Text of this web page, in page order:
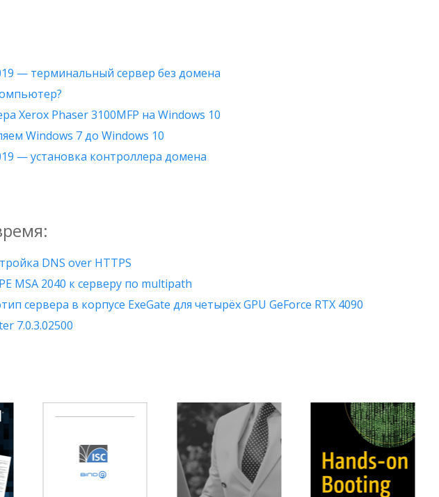
— терминальный сервер без домена
Xerox Phaser 3100MFP на Windows 10
Windows 7 до Windows 10
— установка контроллера домена
DNS over HTTPS
MSA 2040 к серверу по multipath
сервера в корпусе ExeGate для четырёх GPU GeForce RTX 4090
7.0.3.02500